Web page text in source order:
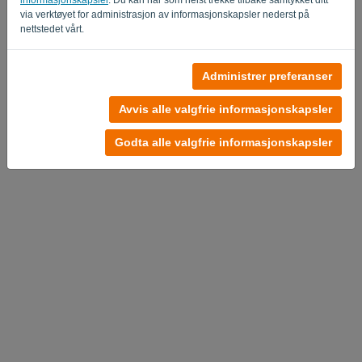
via verktøyet for administrasjon av informasjonskapsler nederst på
nettstedet vårt.
Administrer preferanser
Avvis alle valgfrie informasjonskapsler
Godta alle valgfrie informasjonskapsler
Prøv det nå
Personvernerklæring-Vilkår og betingelser